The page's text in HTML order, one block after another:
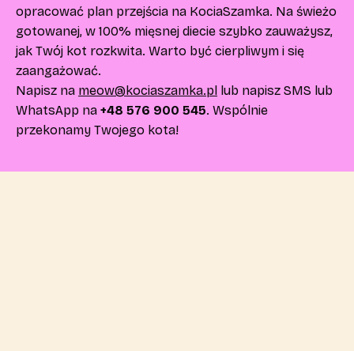
opracować plan przejścia na KociaSzamka. Na świeżo
gotowanej, w 100% mięsnej diecie szybko zauważysz,
jak Twój kot rozkwita. Warto być cierpliwym i się
zaangażować.
Napisz na meow@kociaszamka.pl lub napisz SMS lub
WhatsApp na +48 576 900 545. Wspólnie
przekonamy Twojego kota!